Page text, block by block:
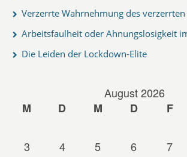
Verzerrte Wahrnehmung des
Arbeitsfaulheit oder Ahnungslosigkeit
Die Leiden der Lockdown-Elite
August 2026
M
D M D F
3
4 5 6 7